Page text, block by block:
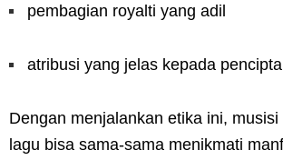
pembagian royalti yang adil
atribusi yang jelas kepada
Dengan menjalankan etika ini,
lagu bisa sama-sama menikmati